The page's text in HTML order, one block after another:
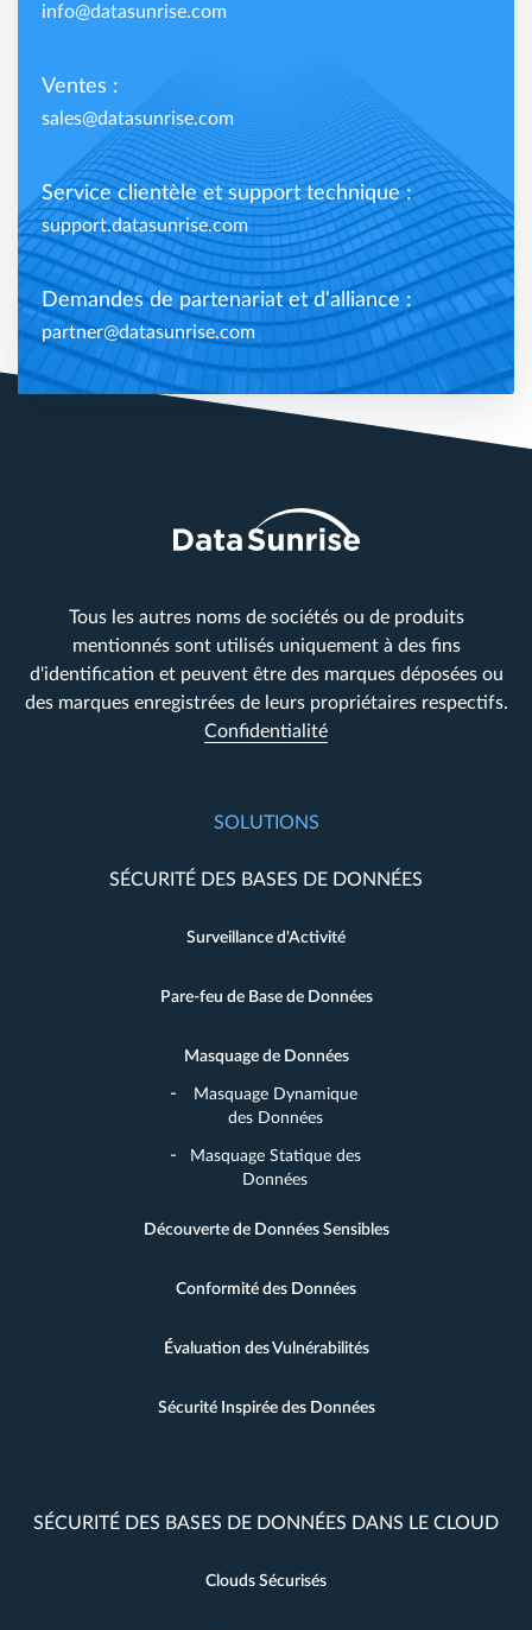
info@datasunrise.com
Ventes :
sales@datasunrise.com
Service clientèle et support technique :
support.datasunrise.com
Demandes de partenariat et d'alliance :
partner@datasunrise.com
Tous les autres noms de sociétés ou de produits
mentionnés sont utilisés uniquement à des fins
d'identification et peuvent être des marques déposées ou
des marques enregistrées de leurs propriétaires respectifs.
Confidentialité
SOLUTIONS
SÉCURITÉ DES BASES DE DONNÉES
Surveillance d'Activité
Pare-feu de Base de Données
Masquage de Données
Masquage Dynamique
des Données
Masquage Statique des
Données
Découverte de Données Sensibles
Conformité des Données
Évaluation des Vulnérabilités
Sécurité Inspirée des Données
SÉCURITÉ DES BASES DE DONNÉES DANS LE CLOUD
Clouds Sécurisés